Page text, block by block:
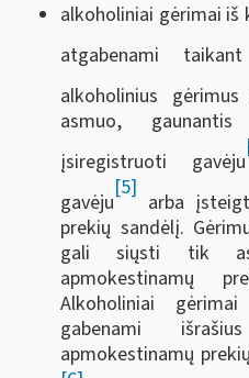
alkoholiniai gėrimai iš
atgabenami
alkoholinius
asmuo,
įsiregistruoti gavėju
gavėju
[5]
arba
prekių sandėlį.
gali siųsti tik
apmokestinamų
Alkoholiniai
gabenami
apmokestinamų